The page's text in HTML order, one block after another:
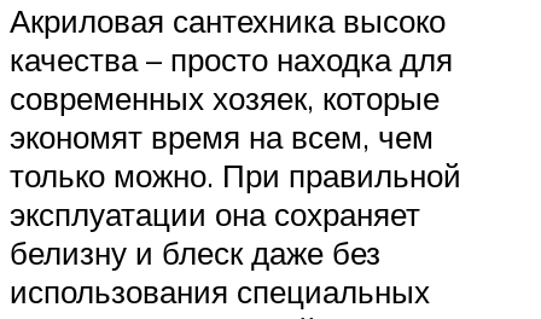
Акриловая сантехника высоко
качества – просто находка для
современных хозяек, которые
экономят время на всем, чем
только можно. При правильной
эксплуатации она сохраняет
белизну и блеск даже без
использования специальных